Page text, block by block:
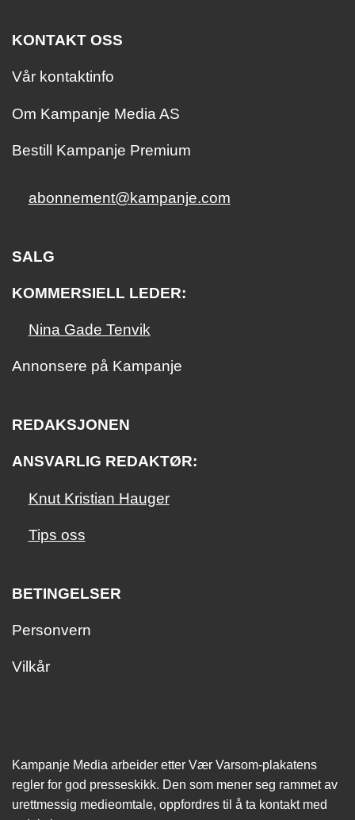
KONTAKT OSS
Vår kontaktinfo
Om Kampanje Media AS
Bestill Kampanje Premium
abonnement@kampanje.com
SALG
KOMMERSIELL LEDER:
Nina Gade Tenvik
Annonsere på Kampanje
REDAKSJONEN
ANSVARLIG REDAKTØR:
Knut Kristian Hauger
Tips oss
BETINGELSER
Personvern
Vilkår
Kampanje Media arbeider etter Vær Varsom-plakatens
regler for god presseskikk. Den som mener seg rammet av
urettmessig medie­omtale, oppfordres til å ta kontakt med